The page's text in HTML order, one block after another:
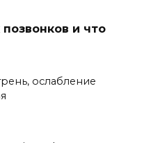
и что
ослабление